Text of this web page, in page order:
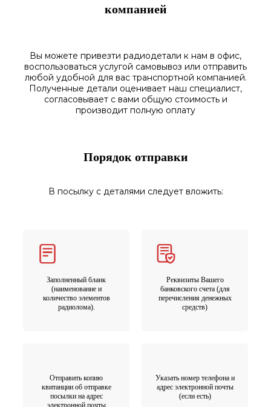
компанией
Вы можете привезти радиодетали к нам в офис,
воспользоваться услугой самовывоз или отправить
любой удобной для вас транспортной компанией.
Полученные детали оценивает наш специалист,
согласовываетс вами общую стоимость и
производит полную оплату
Порядок отправки
В посылку с деталями следует вложить:
Заполненный бланк
(наименование и
количество элементов
радиолома).
Реквизиты Вашего
банковского счета (для
перечисления денежных
средств)
Отправить копию
квитанции об отправке
посылки на адрес
Указать номер телефона и
адрес электронной почты
(если есть)